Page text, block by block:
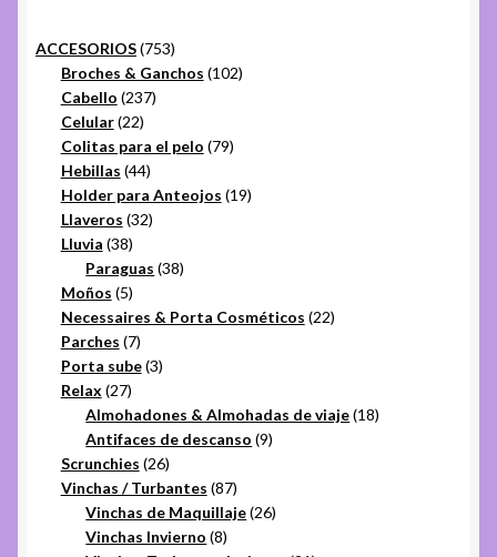
ACCESORIOS 753753
productos
Broches & Ganchos 102102
Cabello 237237
Celular 2222
productos
Colitas para el pelo 7979
Hebillas 4444
productos
Holder para Anteojos 1919
Llaveros 3232
Lluvia 3838
productos
Paraguas 3838
Moños 55
productos
Necessaires & Porta Cosméticos 2222
Parches 77
productos
Porta sube 33
Relax 2727
productos
Almohadones & Almohadas de viaje 1818
Antifaces de descanso 99
Scrunchies 2626
productos
Vinchas / Turbantes 8787
productos
Vinchas de Maquillaje 2626
Vinchas Invierno 88